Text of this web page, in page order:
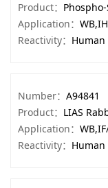
Product：
Application：
Reactivity： Human
Number： A94841
Product： LIAS
Application：
Reactivity： Human